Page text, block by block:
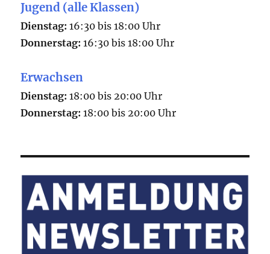
Jugend (alle Klassen)
Dienstag: 16:30 bis 18:00 Uhr
Donnerstag: 16:30 bis 18:00 Uhr
Erwachsen
Dienstag: 18:00 bis 20:00 Uhr
Donnerstag: 18:00 bis 20:00 Uhr